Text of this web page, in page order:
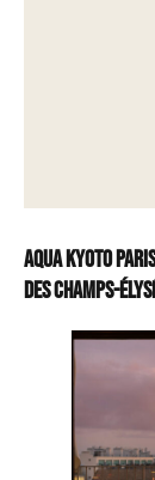
Aqua Kyoto
des Champs-